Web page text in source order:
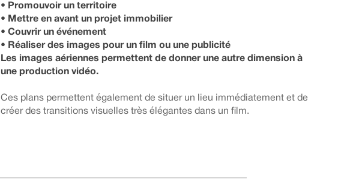
• Promouvoir un territoire
• Mettre en avant un projet immobilier
• Couvrir un événement
• Réaliser des images pour un film ou une publicité
Les images aériennes permettent de donner une autre dimension à
une production vidéo.
Ces plans permettent également de situer un lieu immédiatement et de
créer des transitions visuelles très élégantes dans un film.